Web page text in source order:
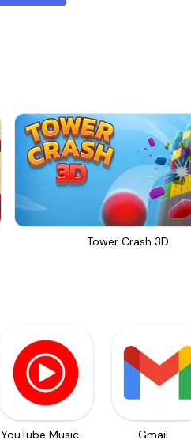
Tower Crash 3D
YouTube Music Gmail